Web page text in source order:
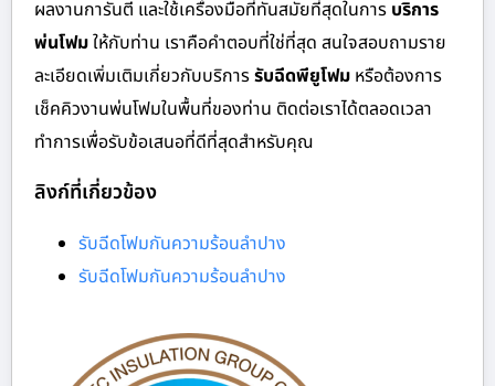
ผลงานการันตี และใช้เครื่องมือที่ทันสมัยที่สุดในการ บริการ
พ่นโฟมให้กับท่าน เราคือคำตอบที่ใช่ที่สุด สนใจสอบถามราย
ละเอียดเพิ่มเติมเกี่ยวกับบริการรับฉีดพียูโฟม หรือต้องการ
เช็คคิวงานพ่นโฟมในพื้นที่ของท่าน ติดต่อเราได้ตลอดเวลา
ทำการเพื่อรับข้อเสนอที่ดีที่สุดสำหรับคุณ
ลิงก์ที่เกี่ยวข้อง
รับฉีดโฟมกันความร้อนลำปาง
รับฉีดโฟมกันความร้อนลำปาง